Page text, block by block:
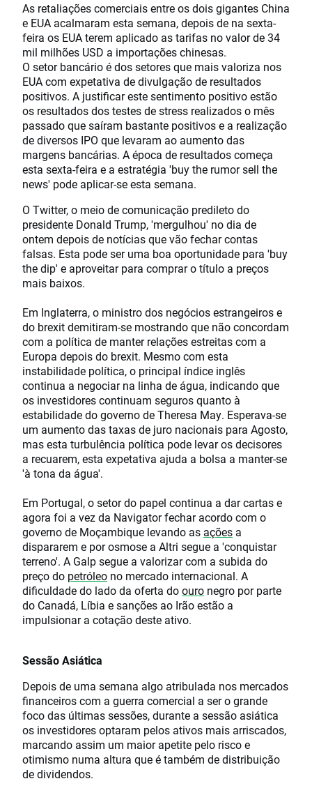
As retaliações comerciais entre os dois gigantes China
e EUA acalmaram esta semana, depois de na sexta-
feira os EUA terem aplicado as tarifas no valor de 34
mil milhões USD a importações chinesas.
O setor bancário é dos setores que mais valoriza nos
EUA com expetativa de divulgação de resultados
positivos. A justificar este sentimento positivo estão
os resultados dos testes de stress realizados o mês
passado que saíram bastante positivos e a realização
de diversos IPO que levaram ao aumento das
margens bancárias. A época de resultados começa
esta sexta-feira e a estratégia 'buy the rumor sell the
news' pode aplicar-se esta semana.
O Twitter, o meio de comunicação predileto do
presidente Donald Trump, 'mergulhou' no dia de
ontem depois de notícias que vão fechar contas
falsas. Esta pode ser uma boa oportunidade para 'buy
the dip' e aproveitar para comprar o título a preços
mais baixos.
Em Inglaterra, o ministro dos negócios estrangeiros e
do brexit demitiram-se mostrando que não concordam
com a política de manter relações estreitas com a
Europa depois do brexit. Mesmo com esta
instabilidade política, o principal índice inglês
continua a negociar na linha de água, indicando que
os investidores continuam seguros quanto à
estabilidade do governo de Theresa May. Esperava-se
um aumento das taxas de juro nacionais para Agosto,
mas esta turbulência política pode levar os decisores
a recuarem, esta expetativa ajuda a bolsa a manter-se
'à tona da água'.
Em Portugal, o setor do papel continua a dar cartas e
agora foi a vez da Navigator fechar acordo com o
governo de Moçambique levando as ações a
dispararem e por osmose a Altri segue a 'conquistar
terreno'. A Galp segue a valorizar com a subida do
preço do petróleo no mercado internacional. A
dificuldade do lado da oferta doouro negro por parte
do Canadá, Líbia e sanções ao Irão estão a
impulsionar a cotação deste ativo.
Sessão Asiática
Depois de uma semana algo atribulada nos mercados
financeiros com a guerra comercial a ser o grande
foco das últimas sessões, durante a sessão asiática
os investidores optaram pelos ativos mais arriscados,
marcando assim um maior apetite pelo risco e
otimismo numa altura que é também de distribuição
de dividendos.